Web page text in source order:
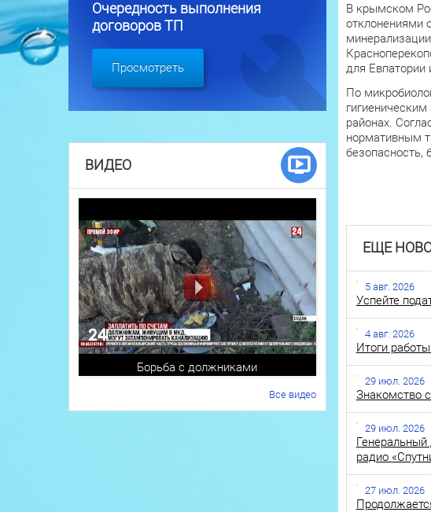
В крымском
отклонениями
для Евпатории
По
районах.
нормативным
безопасность,
ЕЩЕ
5 авг. 2026
Успейте
4 авг. 2026
Итоги
29 июл. 2026
Знакомство
29 июл. 2026
радио
27 июл. 2026
Очередность выполнения
договоров ТП
Просмотреть
ВИДЕО
Борьба с должниками
Все видео